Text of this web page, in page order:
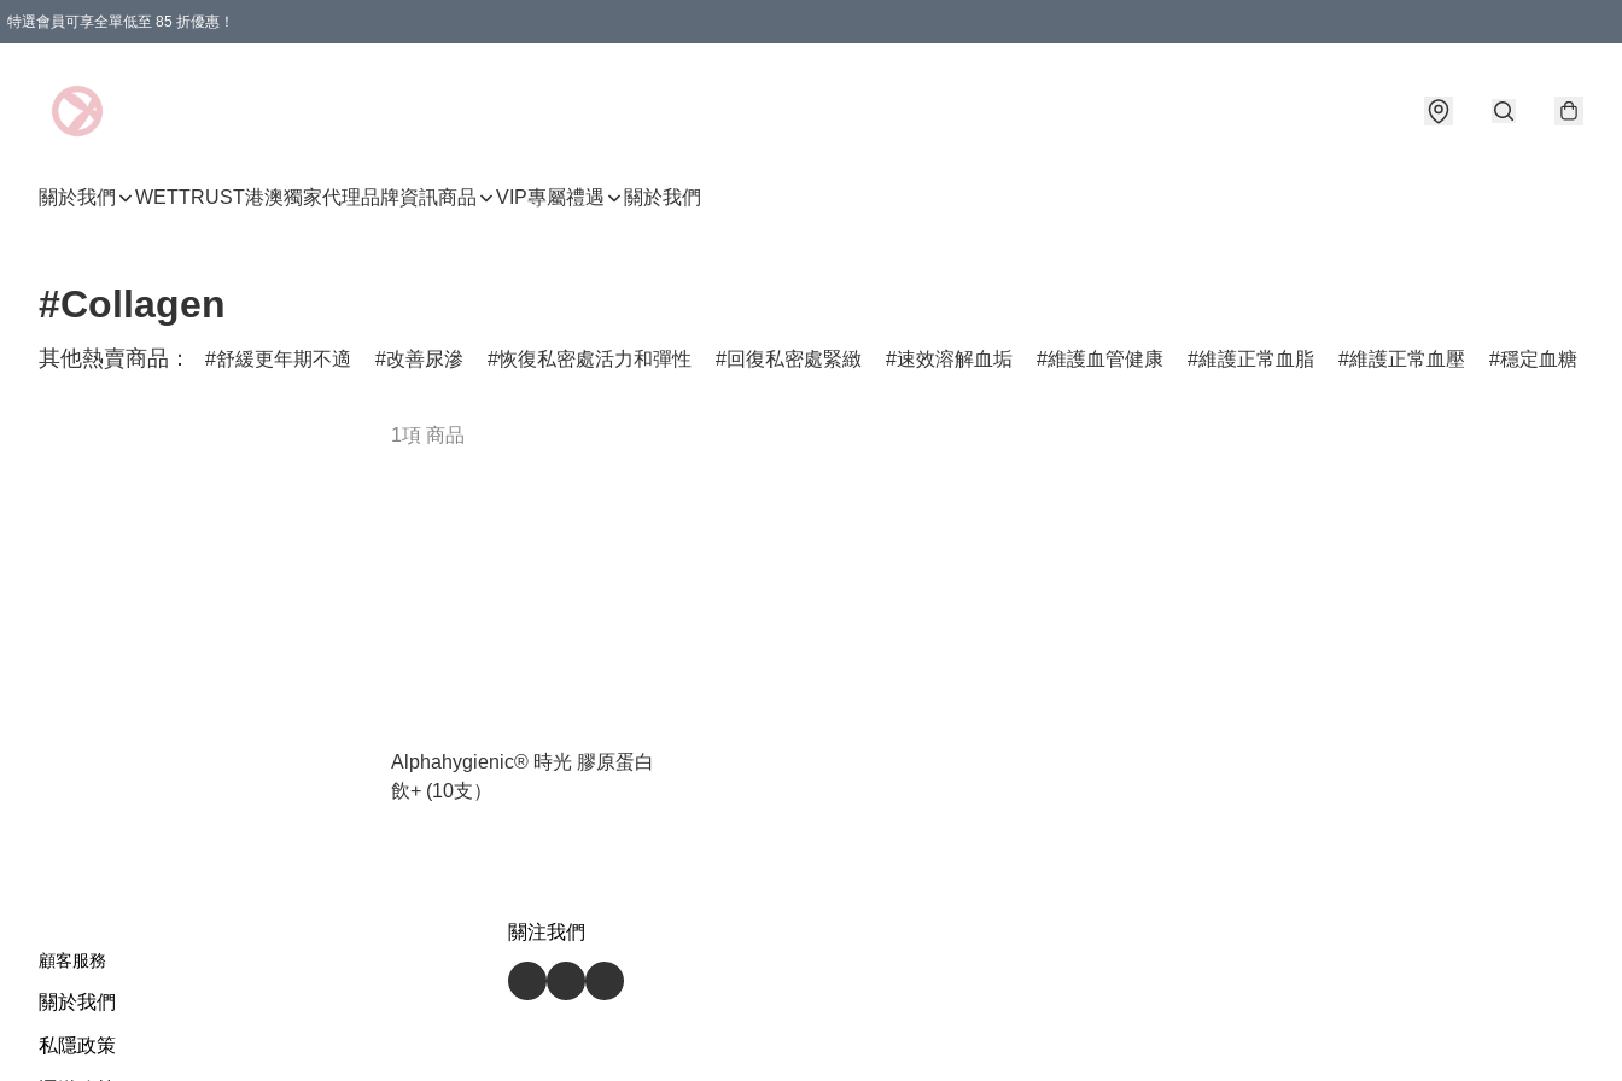
特選會員可享全單低至 85 折優惠！
關於我們 WETTRUST港澳獨家代理品牌資訊商品 VIP專屬禮遇 關於我們
#Collagen
其他熱賣商品： 舒緩更年期不適 改善尿滲 恢復私密處活力和彈性 回復私密處緊緻 速效溶解血垢 維護血管健康 維護正常血脂 維護正常血壓 穩定血糖
1項 商品
Alphahygienic® 時光 膠原蛋白
飲+ (10支）
顧客服務
關於我們
私隱政策
關注我們